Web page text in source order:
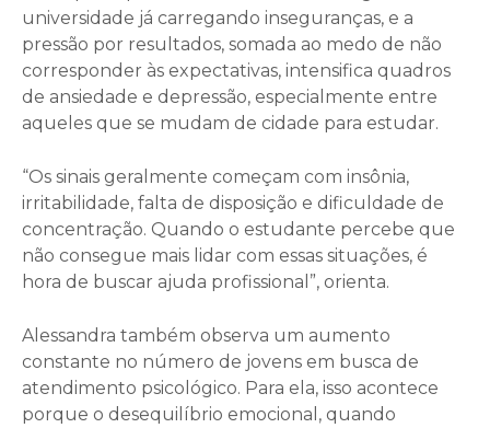
universidade já carregando inseguranças, e a
pressão por resultados, somada ao medo de não
corresponder às expectativas, intensifica quadros
de ansiedade e depressão, especialmente entre
aqueles que se mudam de cidade para estudar.
“Os sinais geralmente começam com insônia,
irritabilidade, falta de disposição e dificuldade de
concentração. Quando o estudante percebe que
não consegue mais lidar com essas situações, é
hora de buscar ajuda profissional”, orienta.
Alessandra também observa um aumento
constante no número de jovens em busca de
atendimento psicológico. Para ela, isso acontece
porque o desequilíbrio emocional, quando